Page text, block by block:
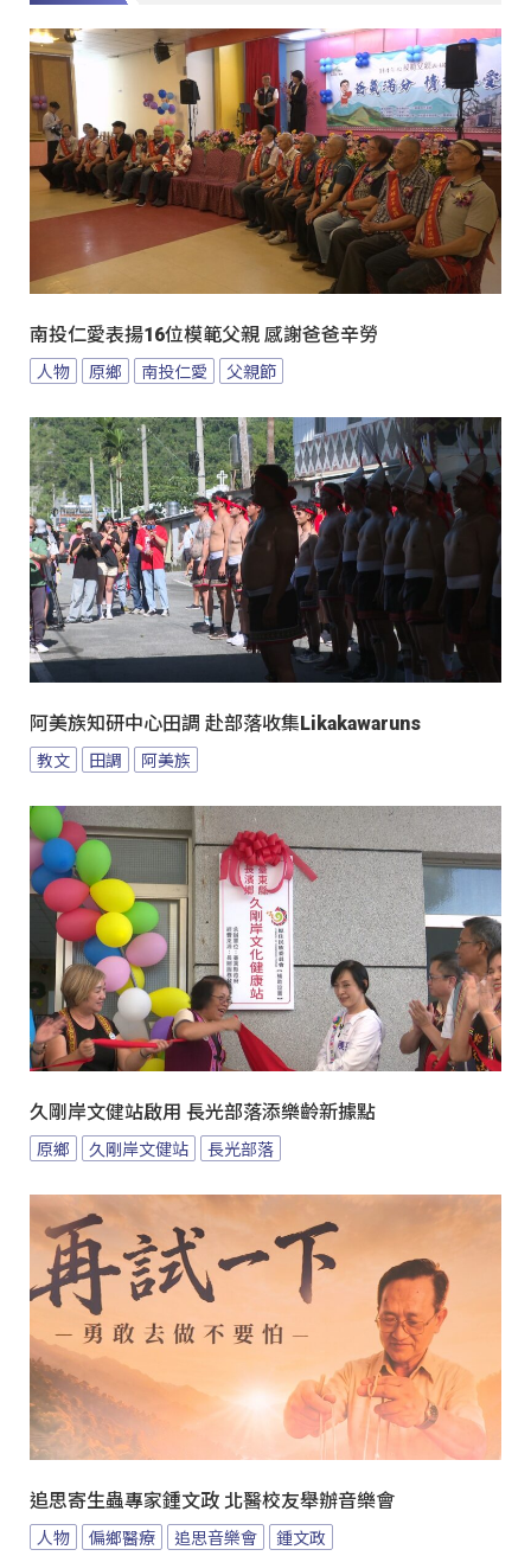
南投仁愛表揚16位模範父親 感謝爸爸辛勞
人物 原鄉 南投仁愛 父親節
阿美族知研中心田調 赴部落收集Likakawaruns
教文 田調 阿美族
久剛岸文健站啟用 長光部落添樂齡新據點
原鄉 久剛岸文健站 長光部落
追思寄生蟲專家鍾文政 北醫校友舉辦音樂會
人物 偏鄉醫療 追思音樂會 鍾文政